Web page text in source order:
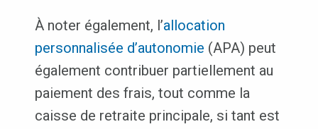
À noter également, l’allocation
personnalisée d’autonomie (APA) peut
également contribuer partiellement au
paiement des frais, tout comme la
caisse de retraite principale, si tant est